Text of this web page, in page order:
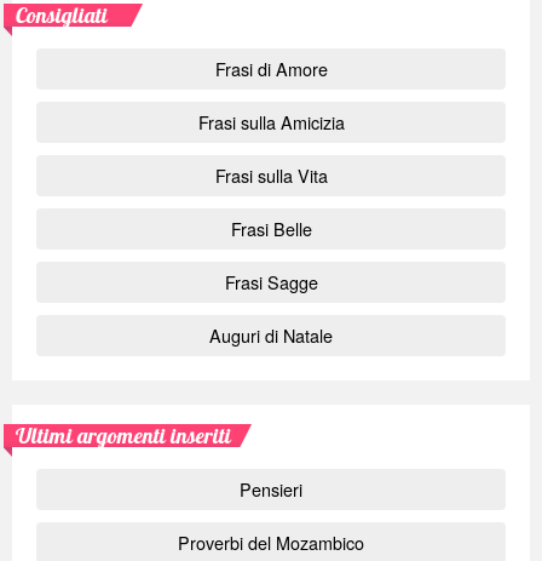
Consigliati
Frasi di Amore
Frasi sulla Amicizia
Frasi sulla Vita
Frasi Belle
Frasi Sagge
Auguri di Natale
Ultimi argomenti inseriti
Pensieri
Proverbi del Mozambico